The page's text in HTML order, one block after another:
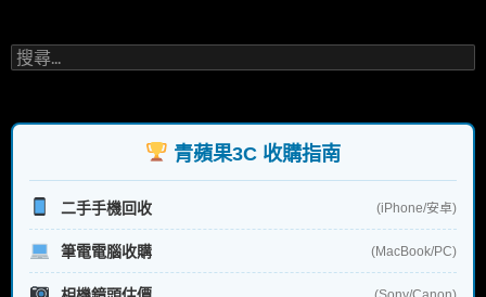
搜
尋
字:
青蘋果3C 收購指南
二手手機回收 (iPhone/安卓)
筆電電腦收購 (MacBook/PC)